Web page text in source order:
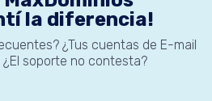
la diferencia!
¿Tus cuentas de E-mail
¿El soporte no contesta?